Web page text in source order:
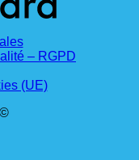
– RGPD
(UE)